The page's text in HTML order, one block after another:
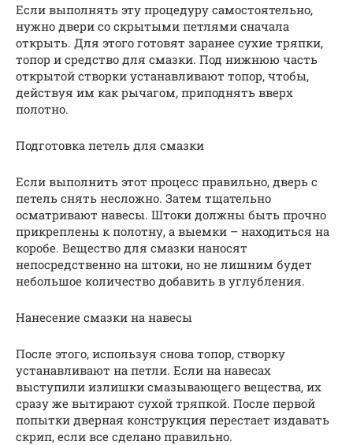
Если выполнять эту процедуру самостоятельно,
нужно двери со скрытыми петлями сначала
открыть. Для этого готовят заранее сухие тряпки,
топор и средство для смазки. Под нижнюю часть
открытой створки устанавливают топор, чтобы,
действуя им как рычагом, приподнять вверх
полотно.
Подготовка петель для смазки
Если выполнить этот процесс правильно, дверь с
петель снять несложно. Затем тщательно
осматривают навесы. Штоки должны быть прочно
прикреплены к полотну, а выемки – находиться на
коробе. Вещество для смазки наносят
непосредственно на штоки, но не лишним будет
небольшое количество добавить в углубления.
Нанесение смазки на навесы
После этого, используя снова топор, створку
устанавливают на петли. Если на навесах
выступили излишки смазывающего вещества, их
сразу же вытирают сухой тряпкой. После первой
попытки дверная конструкция перестает издавать
скрип, если все сделано правильно.